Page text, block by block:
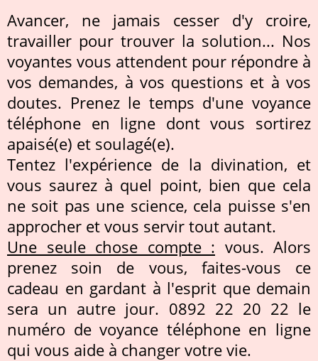
Avancer, ne jamais cesser d'y croire,
travailler pour trouver la solution... Nos
voyantes vous attendent pour répondre à
vos demandes, à vos questions et à vos
doutes. Prenez le temps d'une voyance
téléphone en ligne dont vous sortirez
apaisé(e) et soulagé(e).
Tentez l'expérience de la divination, et
vous saurez à quel point, bien que cela
ne soit pas une science, cela puisse s'en
approcher et vous servir tout autant.
Une seule chose compte : vous. Alors
prenez soin de vous, faites-vous ce
cadeau en gardant à l'esprit que demain
sera un autre jour. 0892 22 20 22 le
numéro de voyance téléphone en ligne
qui vous aide à changer votre vie.